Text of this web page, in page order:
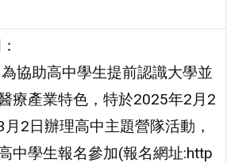
協助高中學生提前認識大學並
療產業特色，特於2025年2月2
月2日辦理高中主題營隊活動，
中學生報名參加(報名網址:http